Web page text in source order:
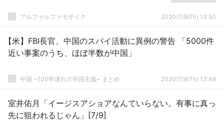
アルファルファモザイク 2020/7/9(Th) 13:50
【米】FBI長官、中国のスパイ活動に異例の警告 「5000件
近い事案のうち、ほぼ半数が中国」
中国 ~100年遅れの帝国主義~ まとめ 2020/7/9(Th) 13:49
室井佑月「イージスアショアなんていらない。有事に真っ
先に狙われるじゃん」[7/9]